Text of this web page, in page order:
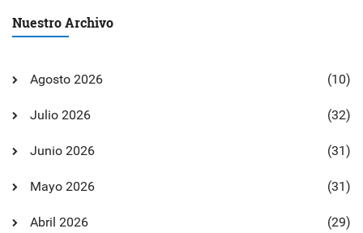
Nuestro Archivo
Agosto 2026 (10)
Julio 2026 (32)
Junio 2026 (31)
Mayo 2026 (31)
Abril 2026 (29)